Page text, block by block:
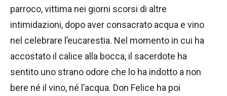
parroco, vittima nei giorni scorsi di altre
intimidazioni, dopo aver consacrato acqua e vino
nel celebrare l’eucarestia. Nel momento in cui ha
accostato il calice alla bocca, il sacerdote ha
sentito uno strano odore che lo ha indotto a non
bere né il vino, né l’acqua. Don Felice ha poi